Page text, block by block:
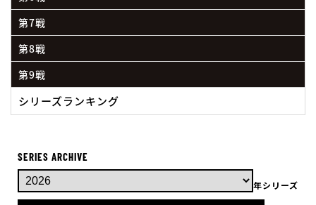
第7戦
第8戦
第9戦
シリーズランキング
SERIES ARCHIVE
年シリーズ